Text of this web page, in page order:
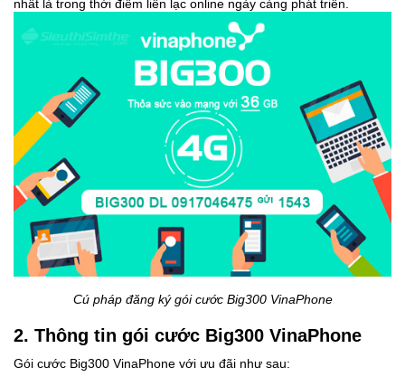
nhất là trong thời điểm liên lạc online ngày càng phát triển.
Cú pháp đăng ký gói cước Big300 VinaPhone
2. Thông tin gói cước Big300 VinaPhone
Gói cước Big300 VinaPhone với ưu đãi như sau: